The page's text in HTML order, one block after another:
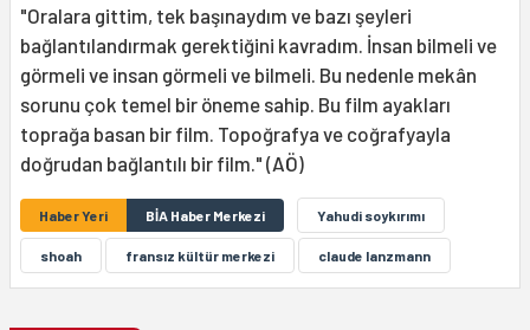
"Oralara gittim, tek başınaydım ve bazı şeyleri
bağlantılandırmak gerektiğini kavradım. İnsan bilmeli ve
görmeli ve insan görmeli ve bilmeli. Bu nedenle mekân
sorunu çok temel bir öneme sahip. Bu film ayakları
toprağa basan bir film. Topoğrafya ve coğrafyayla
doğrudan bağlantılı bir film." (AÖ)
Haber Yeri BİA Haber Merkezi Yahudi soykırımı
shoah fransız kültür merkezi claude lanzmann